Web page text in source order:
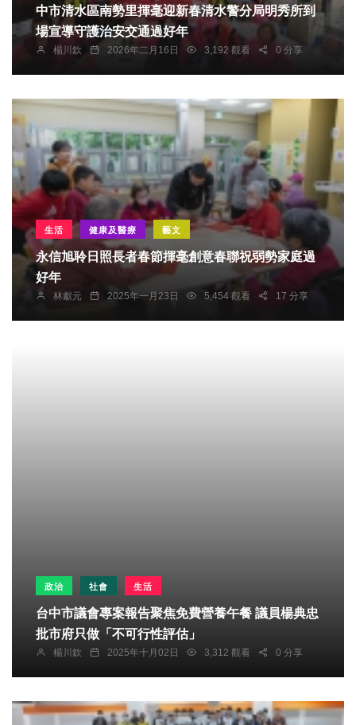
中市清水區南勢里揮毫迎新春清水警分局明秀所到
場宣導守護治安交通過好年
楊川欽 2026年二月16日 3,192 觀看 0 分享
生活 健康及醫療 藝文
永信旭聆日照長者春節揮毫創意春聯祝弱勢家庭過
好年
林獻元 2025年一月23日 5,454 觀看 17 分享
政治 社會 生活
台中市議會專案報告聚焦免費營養午餐 議員楊典忠
批市府只做「不可行性評估」
楊川欽 2025年十月02日 3,312 觀看 0 分享